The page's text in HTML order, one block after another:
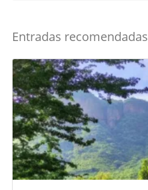
Entradas recomendadas